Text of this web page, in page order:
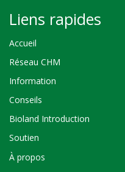
Liens rapides
Accueil
Réseau CHM
Information
Conseils
Bioland Introduction
Soutien
À propos